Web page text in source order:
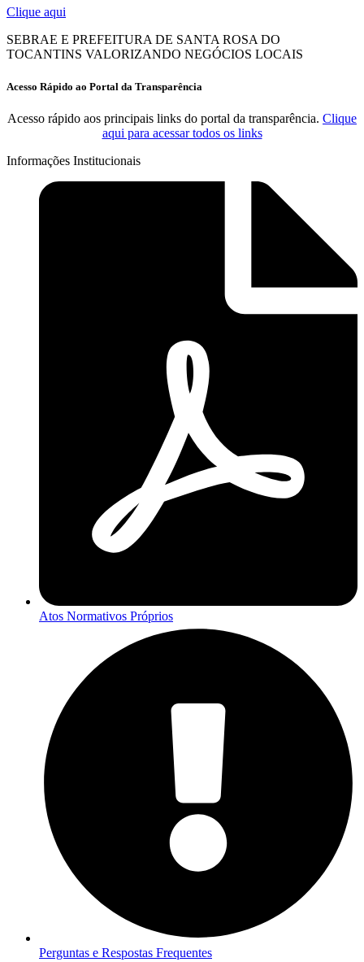
Clique aqui
SEBRAE E PREFEITURA DE SANTA ROSA DO
TOCANTINS VALORIZANDO NEGÓCIOS LOCAIS
Acesso Rápido ao Portal da Transparência
Acesso rápido aos principais links do portal da transparência. Clique
aqui para acessar todos os links
Informações Institucionais
Atos Normativos Próprios
Perguntas e Respostas Frequentes